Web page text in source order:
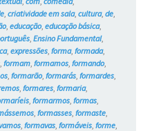
, criatividade em sala, cultura, de,
, educação, educação básica,
, Ensino Fundamental,
, expressões, forma, formada,
formam, formamos, formando,
, formarão, formarás, formardes,
, formares, formaria,
, formarmos, formas,
, formasses, formaste,
, formavas, formáveis, forme,